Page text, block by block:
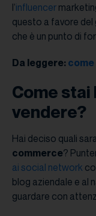
l’influencer
questo a favore del
che è un punto di
Da leggere: come
Come
vendere?
Hai deciso quali
commerce?
ai social network
blog aziendale e al
guardare con